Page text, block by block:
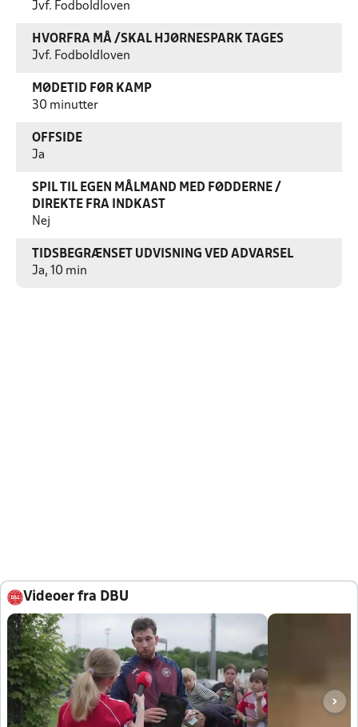
Jvf. Fodboldloven
HVORFRA MÅ /SKAL HJØRNESPARK TAGES
Jvf. Fodboldloven
MØDETID FØR KAMP
30 minutter
OFFSIDE
Ja
SPIL TIL EGEN MÅLMAND MED FØDDERNE /
DIREKTE FRA INDKAST
Nej
TIDSBEGRÆNSET UDVISNING VED ADVARSEL
Ja, 10 min
Videoer fra DBU